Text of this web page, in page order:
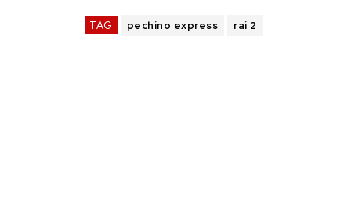
TAG pechino express rai 2